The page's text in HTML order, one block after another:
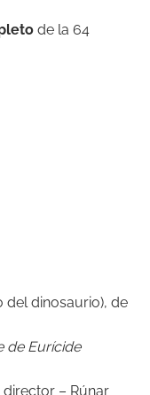
de la 64
del dinosaurio), de
de Eurícide
– Rúnar